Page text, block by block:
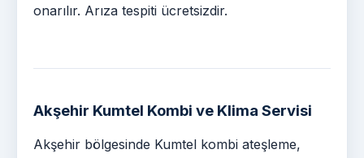
onarılır. Arıza tespiti ücretsizdir.
Akşehir Kumtel Kombi ve Klima Servisi
Akşehir bölgesinde Kumtel kombi ateşleme,